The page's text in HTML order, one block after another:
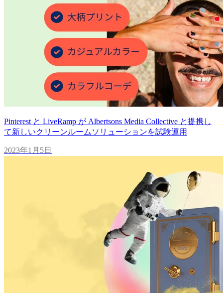
Pinterest と LiveRamp が Albertsons Media Collective と提携し
て新しいクリーンルームソリューションを試験運用
2023年1月5日